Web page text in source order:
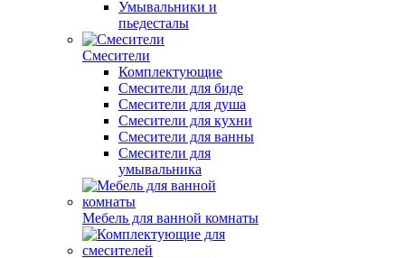
Умывальники и
пьедесталы
Смесители
Комплектующие
Смесители для биде
Смесители для душа
Смесители для кухни
Смесители для ванны
Смесители для
умывальника
Мебель для ванной комнаты